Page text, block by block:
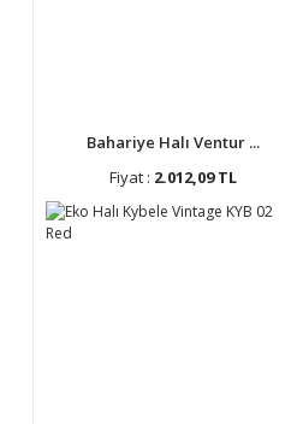
Bahariye Halı Ventur ...
Fiyat : 2.012,09 TL